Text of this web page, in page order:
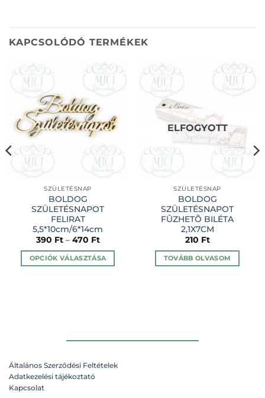
KAPCSOLÓDÓ TERMÉKEK
SZÜLETÉSNAP
BOLDOG
SZÜLETÉSNAPOT
FELIRAT
5,5*10cm/6*14cm
390 Ft– 470 Ft
OPCIÓK VÁLASZTÁSA
a
ELFOGYOTT
SZÜLETÉSNAP
BOLDOG
SZÜLETÉSNAPOT
FÛZHETÕ BILÉTA
2,1X7CM
210 Ft
TOVÁBB OLVASOM
Általános Szerződési Feltételek
Adatkezelési tájékoztató
Kapcsolat